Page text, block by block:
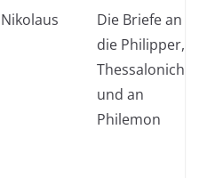
Nikolaus
Die Briefe an
die Philipper,
Thessalonicher
und an
Philemon